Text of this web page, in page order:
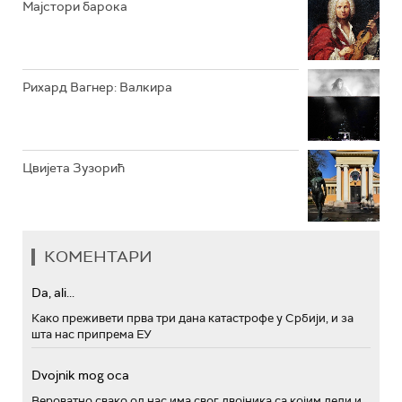
Мајстори барока
Рихард Вагнер: Валкира
Цвијета Зузорић
КОМЕНТАРИ
Da, ali...
Како преживети прва три дана катастрофе у Србији, и за
шта нас припрема ЕУ
Dvojnik mog oca